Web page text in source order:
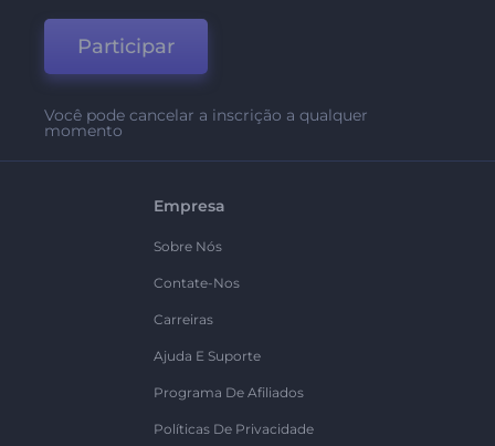
Participar
Você pode cancelar a inscrição a qualquer
momento
Empresa
Sobre Nós
Contate-Nos
Carreiras
Ajuda E Suporte
Programa De Afiliados
Políticas De Privacidade